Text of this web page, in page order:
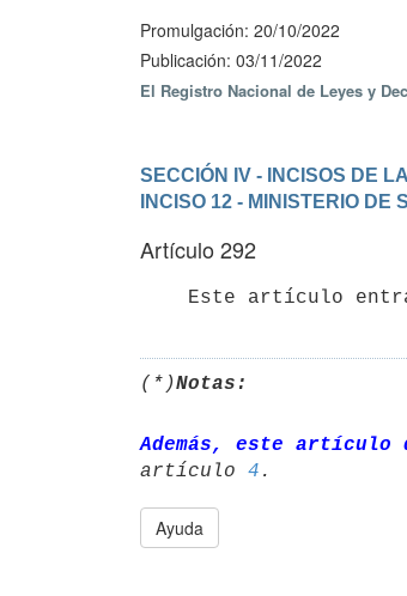
Promulgación: 20/10/2022
Publicación: 03/11/2022
El Registro Nacional de Leyes y
SECCIÓN IV - INCISOS DE
INCISO 12 - MINISTERIO DE
Artículo 292
(*)Notas:
Además, este artículo
artículo 4
Ayuda